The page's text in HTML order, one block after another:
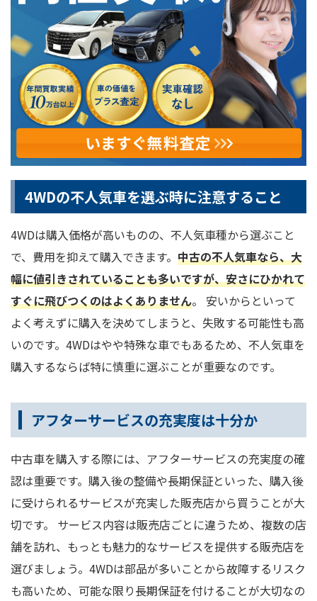
4WDの不人気車を選ぶ時に注意すること
4WDは購入価格が高いものの、不人気車種から選ぶこと
で、費用を抑えて購入できます。 中古の不人気車なら、大
幅に値引きされていることも多いですが、安さにひかれて
すぐに飛びつくのはよくありません。 安いからといって
よく考えずに購入を決めてしまうと、失敗する可能性も高
いのです。4WDはやや特殊な車でもあるため、不人気車を
購入するならば特に慎重に選ぶことが重要なのです。
アフターサービスの充実度は十分か
中古車を購入する際には、アフターサービスの充実度の確
認は重要です。購入後の整備や長期保証といった、購入後
に受けられるサービスが充実した販売店から買うことが大
切です。 サービス内容は販売店ごとに違うため、複数の店
舗を訪れ、もっとも魅力的なサービスを提供する販売店を
選びましょう。4WDは部品が多いことから故障するリスク
も高いため、可能な限り長期保証を付けることが大切なの